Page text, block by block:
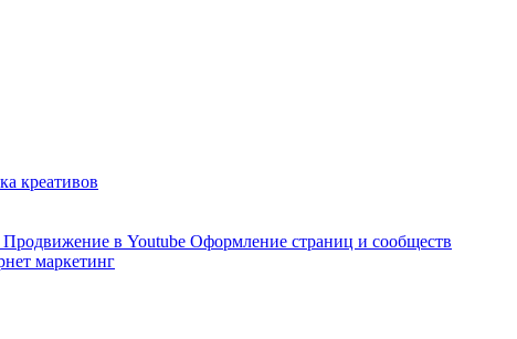
креативов
Продвижение в Youtube Оформление страниц и сообществ
маркетинг